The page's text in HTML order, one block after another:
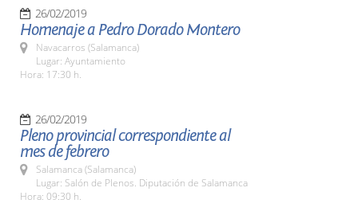
26/02/2019
Homenaje a Pedro Dorado Montero
Navacarros (Salamanca)
Lugar: Ayuntamiento
Hora: 17:30 h.
26/02/2019
Pleno provincial correspondiente al
mes de febrero
Salamanca (Salamanca)
Lugar: Salón de Plenos. Diputación de Salamanca
Hora: 09:30 h.